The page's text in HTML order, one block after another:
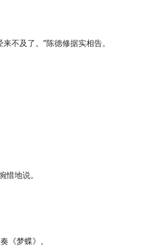
及了。”陈德修据实相告。
地说。
梦蝶》。